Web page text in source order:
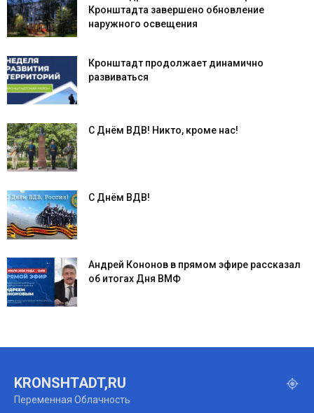
Кронштадта завершено обновление
наружного освещения
Кронштадт продолжает динамично
развиваться
С Днём ВДВ! Никто, кроме нас!
С Днём ВДВ!
Андрей Кононов в прямом эфире рассказал
об итогах Дня ВМФ
KRONSHTADT,RU
Переменная Облачность